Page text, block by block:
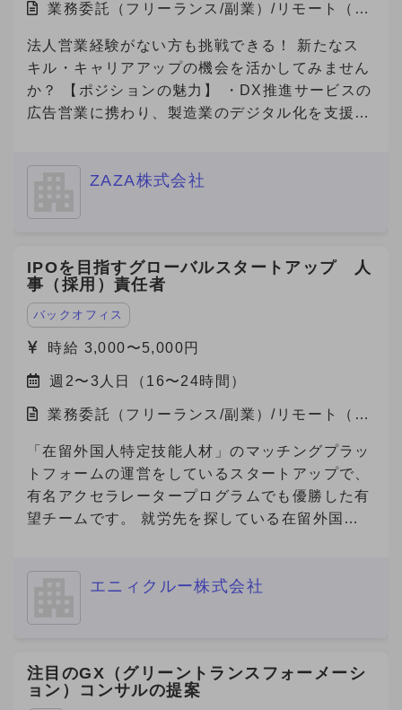
業務委託（フリーランス/副業）/リモート（在
法人営業経験がない方も挑戦できる！ 新たなス
キル・キャリアアップの機会を活かしてみません
か？ 【ポジションの魅力】 ・DX推進サービスの
広告営業に携わり、製造業のデジタル化を支援す
迎するフラットな文化があります！ ・成果が報
す！ 【自社の説明】 わたしたちZAZA株式会社
は、「未来を実装する。」をミッションに、 製
造業と旅行プラットフォームの領域で革新を起こ
すスタートアップ企業です。 主力事業である
「Metoree（メトリー）」は、産業用製品に特化
した比較・検索プラットフォームで、 製造業界
のエンジニアや研究者が、最適な製品を選び、効
率的に比較検討できる仕組みを提供しています。
★「産業用製品がすぐにみつかる」というキャッ
チフレーズとともに、製品選定に悩む方々に対し
て「まずはメトリーで検索する」という認知拡大
のためにCM放映中です。
『Metoree』 https://metoree.com/ ★導入事例は
集の背景】 製造業界でもデジタルシフトが加速
流になりつつあります。 この変化を捉え、
「Metoree」への掲載を通じたリード獲得を支援
ZAZA株式会社
IPOを目指すグローバルスタートアップ 人
事（採用）責任者
バックオフィス
時給 3,000〜5,000円
週2〜3人日（16〜24時間）
業務委託（フリーランス/副業）/リモート（在
「在留外国人特定技能人材」のマッチングプラッ
トフォームの運営をしているスタートアップで、
有名アクセラレータープログラムでも優勝した有
望チームです。 就労先を探している在留外国人
り、現在数万人の外国人労働者が登録しており、
なる拡大や将来的なIPOを見据え、将来的な経営
チームへの参画を視野に入れながら、急成長スタ
エニィクルー株式会社
注目のGX（グリーントランスフォーメーシ
ョン）コンサルの提案